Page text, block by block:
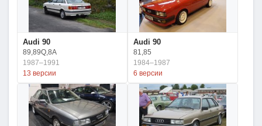
Audi 90
89,89Q,8A
1987–1991
13 версии
Audi 90
81,85
1984–1987
6 версии